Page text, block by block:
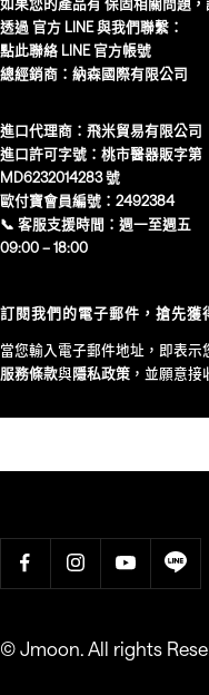
透過 官方 LINE 與我們聯繫：
點此聯絡 LINE 官方帳號
總經銷商：納森國際有限公司
進口代理商：飛米貿易有限公司
進口許可字號：桃市醫器販字第
MD6232014283 號
歐付寶會員編號：2492384
📞 客服支援時間：週一至週五
09:00 – 18:00
訂閱我們的電子郵件，搶先獲
當您輸入電子郵件地址，即表示
服務條款與隱私政策 ，並願意接
© Jmoon. All rights